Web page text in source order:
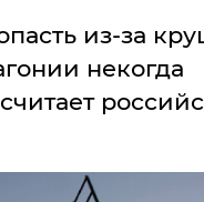
из-за
некогда